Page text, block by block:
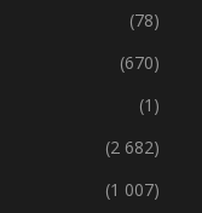
(2)
(78)
(670)
(1)
(2 682)